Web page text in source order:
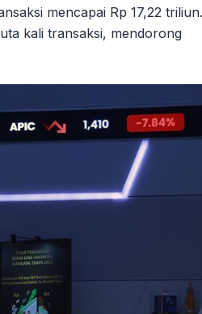
mencapai Rp 17,22 triliun.
kali transaksi, mendorong